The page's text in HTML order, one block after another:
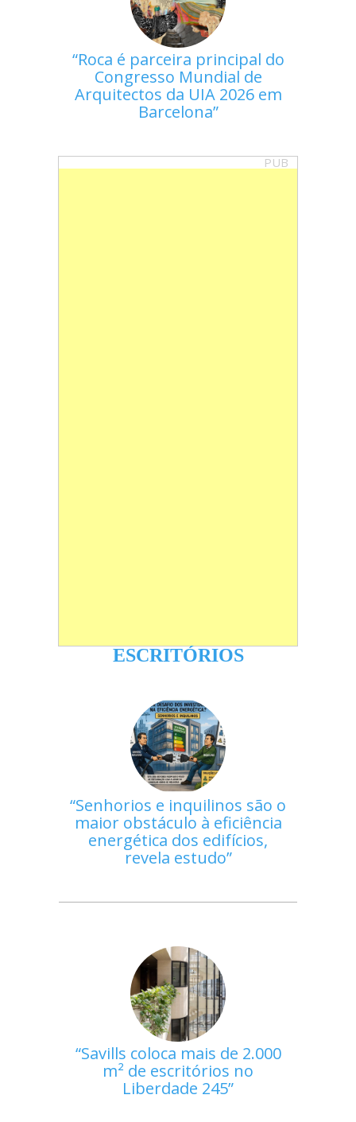
Roca é parceira principal do
Congresso Mundial de
Arquitectos da UIA 2026 em
Barcelona
PUB
ESCRITÓRIOS
Senhorios e inquilinos são o
maior obstáculo à eficiência
energética dos edifícios,
revela estudo
Savills coloca mais de 2.000
m² de escritórios no
Liberdade 245